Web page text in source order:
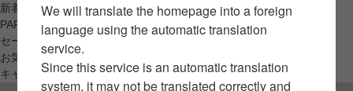
新着アイテムから探す
PARCO限定アイテムから探す
セールアイテムから探す
お気に入りから探す
キャンペーン/クーポン対象から探す
We will translate the homepage into a foreign
language using the automatic translation
service.
Since this service is an automatic translation
system, it may not be translated correctly and